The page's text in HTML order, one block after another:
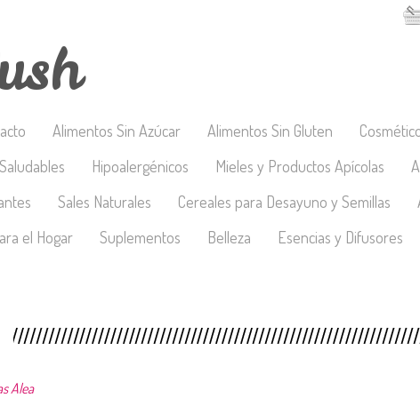
Alimentos Sin Azúcar Alimentos Sin Gluten
Hipoalergénicos Mieles y Productos Apícolas
Sales Naturales Cereales para Desayuno y Semillas
el Hogar Suplementos Belleza Esencias y Difusores
Alea